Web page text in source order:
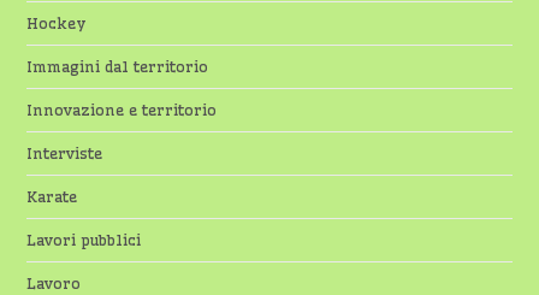
Hockey
Immagini dal territorio
Innovazione e territorio
Interviste
Karate
Lavori pubblici
Lavoro